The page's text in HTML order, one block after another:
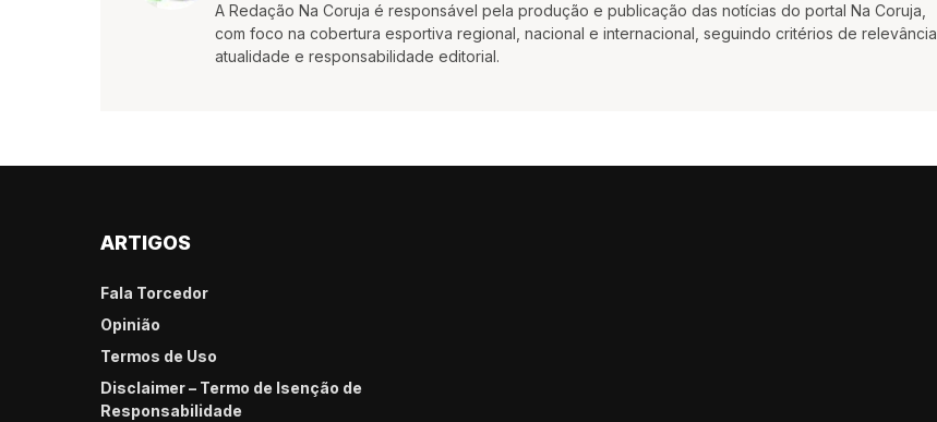
A Redação Na Coruja é responsável pela produção e publicação das notícias do portal Na Coruja,
com foco na cobertura esportiva regional, nacional e internacional, seguindo critérios de relevância,
atualidade e responsabilidade editorial.
ARTIGOS
Fala Torcedor
Opinião
Termos de Uso
Disclaimer – Termo de Isenção de
Responsabilidade